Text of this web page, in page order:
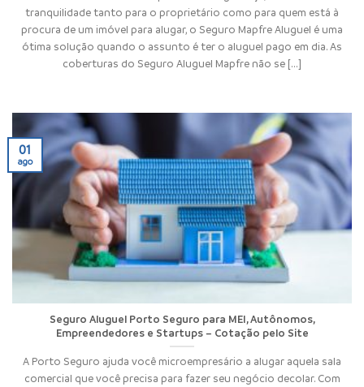
tranquilidade tanto para o proprietário como para quem está à
procura de um imóvel para alugar, o Seguro Mapfre Aluguel é uma
ótima solução quando o assunto é ter o aluguel pago em dia. As
coberturas do Seguro Aluguel Mapfre não se [...]
Seguro Aluguel Porto Seguro para MEI, Autônomos,
Empreendedores e Startups – Cotação pelo Site
A Porto Seguro ajuda você microempresário a alugar aquela sala
comercial que você precisa para fazer seu negócio decolar. Com
01
ago